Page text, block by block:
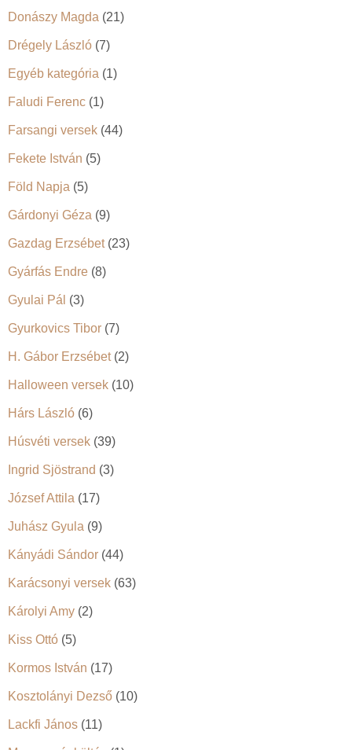
Donászy Magda (21)
Drégely László (7)
Egyéb kategória (1)
Faludi Ferenc (1)
Farsangi versek (44)
Fekete István (5)
Föld Napja (5)
Gárdonyi Géza (9)
Gazdag Erzsébet(23)
Gyárfás Endre (8)
Gyulai Pál (3)
Gyurkovics Tibor (7)
H. Gábor Erzsébet(2)
Halloween versek (10)
Hárs László (6)
Húsvéti versek (39)
Ingrid Sjöstrand (3)
József Attila (17)
Juhász Gyula (9)
Kányádi Sándor (44)
Karácsonyi versek (63)
Károlyi Amy (2)
Kiss Ottó (5)
Kormos István (17)
Kosztolányi Dezső (10)
Lackfi János (11)